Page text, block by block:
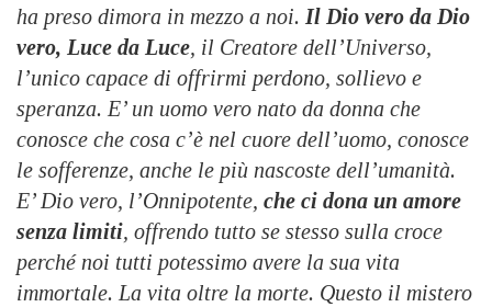
ha preso dimora in mezzo a noi. Il Dio vero da Dio
vero, Luce da Luce, il Creatore dell’Universo,
l’unico capace di offrirmi perdono, sollievo e
speranza. E’ un uomo vero nato da donna che
conosce che cosa c’è nel cuore dell’uomo, conosce
le sofferenze, anche le più nascoste dell’umanità.
E’ Dio vero, l’Onnipotente, che ci dona un amore
senza limiti, offrendo tutto se stesso sulla croce
perché noi tutti potessimo avere la sua vita
immortale. La vita oltre la morte. Questo il mistero